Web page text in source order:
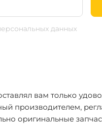
данных
вам только
производителем,
оригинальные